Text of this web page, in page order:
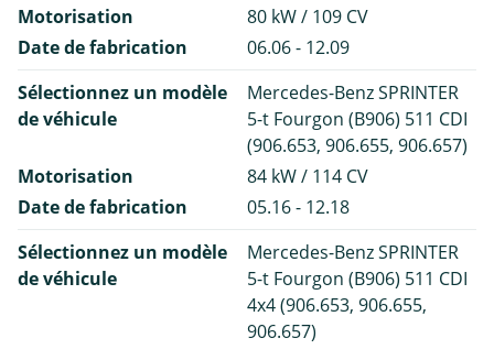
Motorisation
80 kW / 109 CV
Date de fabrication
06.06 - 12.09
Sélectionnez un modèle
de véhicule
Mercedes-Benz SPRINTER
5-t Fourgon (B906) 511 CDI
(906.653, 906.655, 906.657)
Motorisation
84 kW / 114 CV
Date de fabrication
05.16 - 12.18
Sélectionnez un modèle
de véhicule
Mercedes-Benz SPRINTER
5-t Fourgon (B906) 511 CDI
4x4 (906.653, 906.655,
906.657)